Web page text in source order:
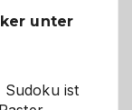
unter
Sudoku ist